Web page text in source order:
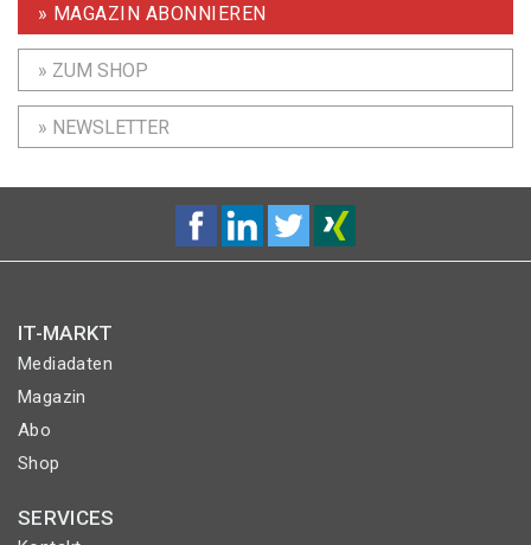
» MAGAZIN ABONNIEREN
» ZUM SHOP
» NEWSLETTER
IT-MARKT
Mediadaten
Magazin
Abo
Shop
SERVICES